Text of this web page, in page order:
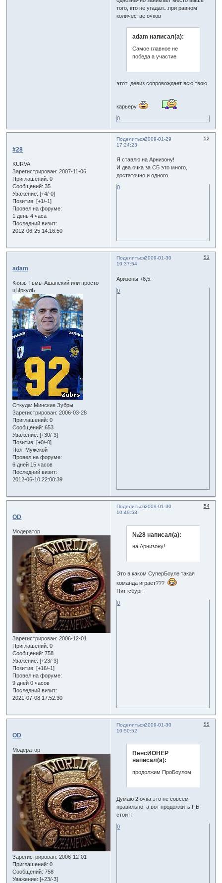
того, кто не угадал...при равном
количестве очков
adam написал(а):
Самое главное не
победа а участие
этот девиз сопровождает всю твою
карьеру
0
Поделиться 52
2009-01-29
17:24:23
#28
KURVA
Зарегистрирован: 2007-11-06
Приглашений: 0
Сообщений: 35
Уважение: [+4/-0]
Позитив: [+1/-1]
Провел на форуме:
1 день 4 часа
Последний визит:
2012-06-25 14:16:50
Я ставлю на Арнизону!
И два очка за СБ это много,
достаточно и одного.
0
Поделиться 53
2009-01-30
10:37:54
adam
Князь Тьмы Ашанский или просто
цЫркулЬ
Откуда: Минские Зубры
Зарегистрирован: 2006-03-28
Приглашений: 0
Сообщений: 653
Уважение: [+30/-3]
Позитив: [+0/-0]
Пол: Мужской
Провел на форуме:
6 дней 15 часов
Последний визит:
2012-06-10 22:00:39
Аризоны +6,5.
0
Поделиться 54
2009-01-30
10:49:53
OD
Модератор
Зарегистрирован: 2006-12-01
Приглашений: 0
Сообщений: 758
Уважение: [+23/-3]
Позитив: [+16/-1]
Провел на форуме:
9 дней 0 часов
Последний визит:
2021-07-08 17:52:30
№28 написал(а):
на Арнизону!
Это в каком СуперБоуле такая
команда играет???
Питтсбург!
0
Поделиться 55
2009-01-30
10:50:52
OD
Модератор
Зарегистрирован: 2006-12-01
Приглашений: 0
Сообщений: 758
Уважение: [+23/-3]
ПенсИОНЕР
написал(а):
продолжим ПроБоулом
Думаю 2 очка это не совсем
правильно, а вот продолжить ПБ
стоит!
0